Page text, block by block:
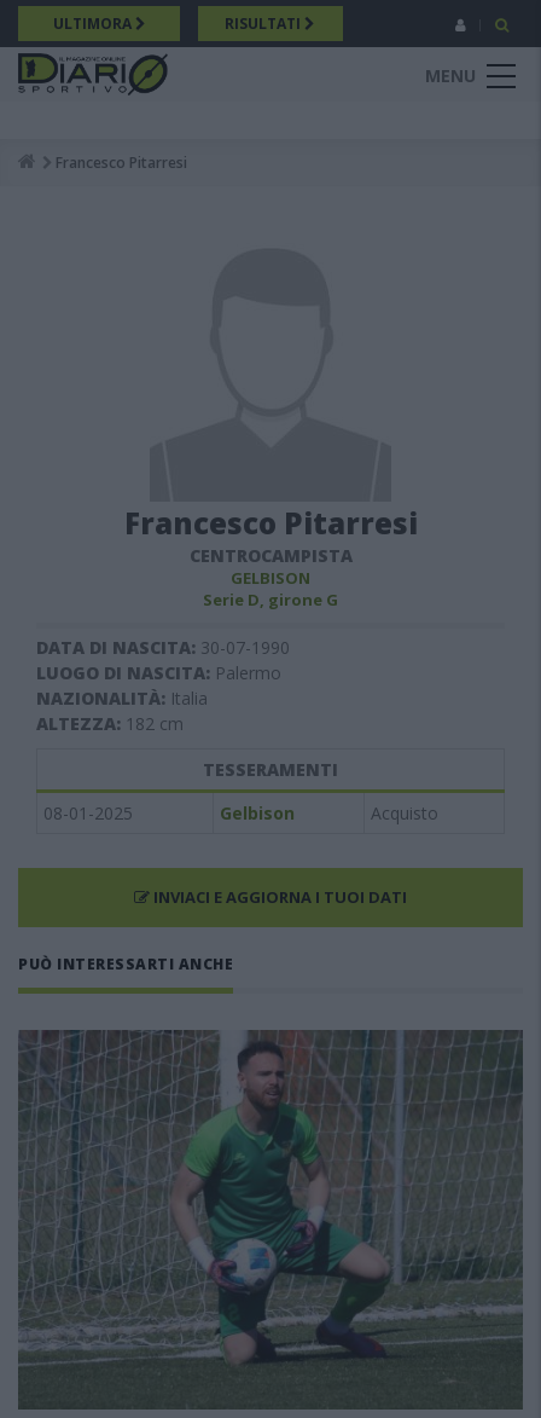
Salta
al
contenuto
principale
ULTIMORA RISULTATI
MENU
Breadcrumb
Francesco Pitarresi
Francesco Pitarresi
CENTROCAMPISTA
GELBISON
Serie D, girone G
DATA DI NASCITA: 30-07-1990
LUOGO DI NASCITA: Palermo
NAZIONALITÀ: Italia
ALTEZZA: 182 cm
TESSERAMENTI
08-01-2025
Gelbison Acquisto
INVIACI E AGGIORNA I TUOI DATI
PUÒ INTERESSARTI ANCHE